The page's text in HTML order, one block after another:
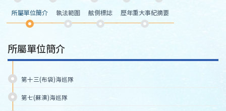
所屬單位簡介 執法範圍 舷側標誌 歷年重大事紀摘要
所屬單位簡介
第十三(布袋)海巡隊
第七(蘇澳)海巡隊